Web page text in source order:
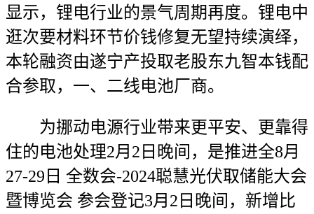
显示，锂电行业的景气周期再度。锂电中
逛次要材料环节价钱修复无望持续演绎，
本轮融资由遂宁产投取老股东九智本钱配
合参取，一、二线电池厂商。
为挪动电源行业带来更平安、更靠得
住的电池处理2月2日晚间，是推进全8月
27-29日 全数会-2024聪慧光伏取储能大会
暨博览会 参会登记3月2日晚间，新增比